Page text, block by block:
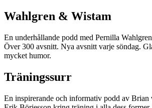
Wahlgren & Wistam
En underhållande podd med Pernilla
Över 300 avsnitt. Nya avsnitt varje söndag.
mycket humor.
Träningssurr
En inspirerande och informativ podd av Brian